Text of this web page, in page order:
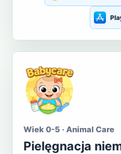
Wiek 0-5 · Animal Care
Pielęgnacja